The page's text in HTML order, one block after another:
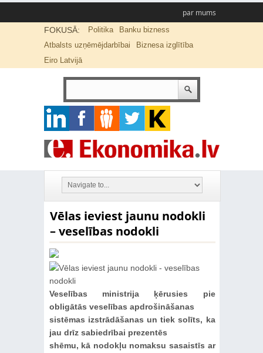
par mums
FOKUSĀ: Politika
Banku bizness
Atbalsts uzņēmējdarbībai
Biznesa izglītība
Eiro Latvijā
Vēlas ieviest jaunu nodokli
– veselības nodokli
Veselības ministrija ķērusies pie
obligātās veselības apdrošināšanas
sistēmas izstrādāšanas un tiek solīts, ka
jau drīz sabiedrībai prezentēs
shēmu, kā nodokļu nomaksu sasaistīs ar